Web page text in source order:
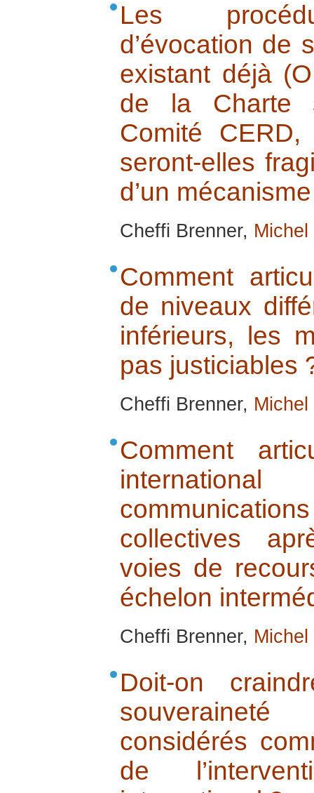
Les
d’évocation de
existant déjà
de la Charte
Comité
seront-elles
d’un
Cheffi Brenner,
Comment
de niveaux
inférieurs, les
pas justiciables
Cheffi Brenner,
Comment
collectives
voies de
échelon
Cheffi Brenner,
Doit-on
considérés
de